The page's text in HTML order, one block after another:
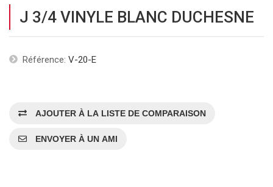
J 3/4 VINYLE BLANC DUCHESNE
Référence: V-20-E
AJOUTER À LA LISTE DE COMPARAISON
ENVOYER À UN AMI